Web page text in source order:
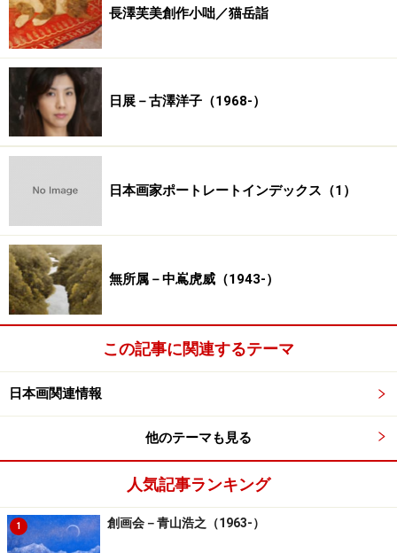
長澤芙美創作小咄／猫岳詣
日展－古澤洋子（1968-）
日本画家ポートレートインデックス（1）
無所属－中嶌虎威（1943-）
この記事に関連するテーマ
日本画関連情報
他のテーマも見る
人気記事ランキング
1 創画会－青山浩之（1963-）